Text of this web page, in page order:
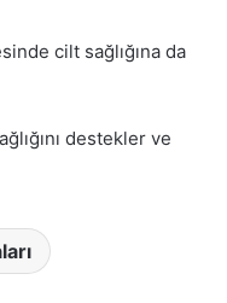
cilt sağlığına da
destekler ve